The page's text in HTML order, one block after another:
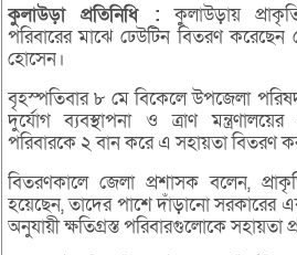
কুলাউড়াপ্রতিনিধি : কুলাউড়ায়
পরিবারের মাঝে ঢেউটিন বিতরণ
হোসেন।
বৃহস্পতিবার ৮ মে বিকেলে উপজেলা
দুর্যোগ ব্যবস্থাপনা ও ত্রাণ
পরিবারকে ২ বান করে এ সহায়তা বিতরণ
বিতরণকালে জেলা প্রশাসক বলেন,
হয়েছেন, তাদের পাশে দাঁড়ানো সরকারের
অনুযায়ী ক্ষতিগ্রস্ত পরিবারগুলোকে সহায়তা